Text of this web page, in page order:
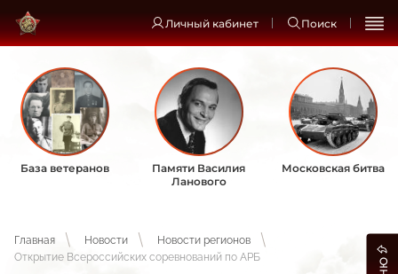
Личный кабинет Поиск
База ветеранов
Памяти Василия
Ланового
Московская битва
Главная Новости
Новости регионов
Открытие Всероссийских соревнований по АРБ